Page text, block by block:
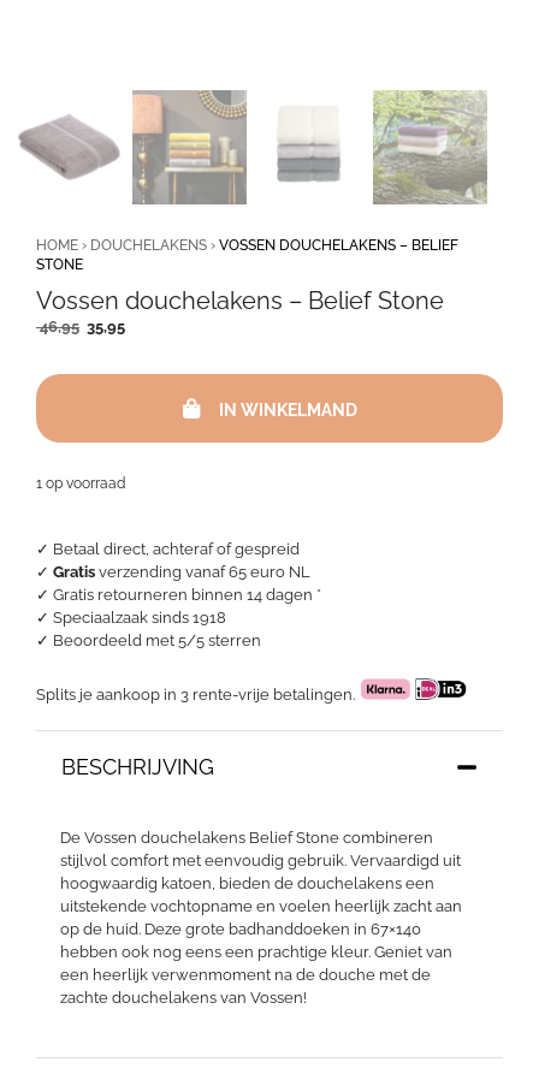
✓ Betaal direct, achteraf of gespreid
✓ Gratis verzending vanaf 65 euro NL
✓ Gratis retourneren binnen 14 dagen *
✓ Speciaalzaak sinds 1918
✓ Beoordeeld met 5/5 sterren
Splits je aankoop in 3 rente-vrije betalingen.
HOME › DOUCHELAKENS › VOSSEN DOUCHELAKENS – BELIEF
STONE
Vossen douchelakens – Belief Stone
46,95 Oorspronkelijke
was:
35,95Huidige
is:
BESCHRIJVING
De Vossen douchelakens Belief Stone combineren
stijlvol comfort met eenvoudig gebruik. Vervaardigd uit
hoogwaardig katoen, bieden de douchelakens een
uitstekende vochtopname en voelen heerlijk zacht aan
op de huid. Deze grote badhanddoeken in 67×140
hebben ook nog eens een prachtige kleur. Geniet van
een heerlijk verwenmoment na de douche met de
zachte douchelakens van Vossen!
1 op voorraad
Vossen
douchelakens
-
Belief
aantal
IN WINKELMAND